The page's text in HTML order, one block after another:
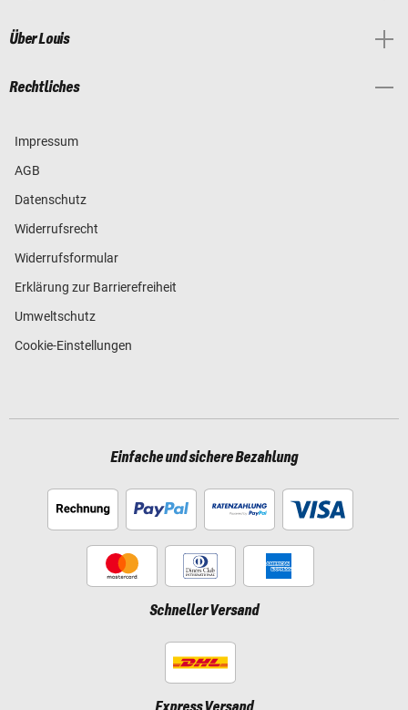
Über Louis
Rechtliches
Impressum
AGB
Datenschutz
Widerrufsrecht
Widerrufsformular
Erklärung zur Barrierefreiheit
Umweltschutz
Cookie-Einstellungen
Einfache und sichere Bezahlung
Schneller Versand